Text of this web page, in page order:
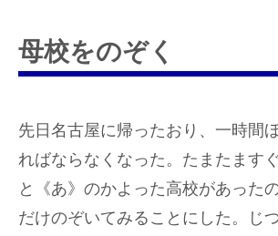
母校をのぞく
先日名古屋に帰ったおり、一時間
ればならなくなった。たまたます
と《あ》のかよった高校があった
だけのぞいてみることにした。じ